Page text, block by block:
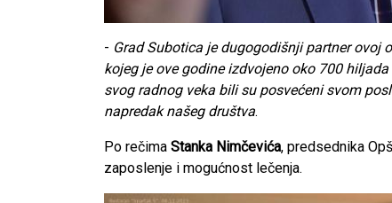
- Grad Subotica je dugogodišnji partner ovoj
kojeg je ove godine izdvojeno oko 700
svog radnog veka bili su posvećeni svom
napredak našeg društva.
Po rečima Stanka Nimčevića, predsednika
zaposlenje i mogućnost lečenja.